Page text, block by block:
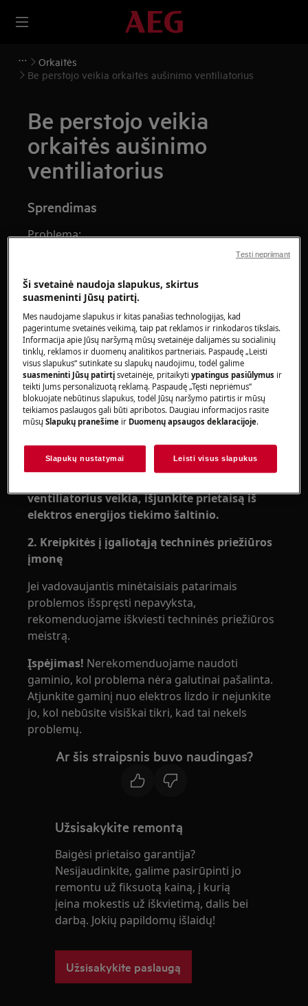
Orkaitės
Be perstojo veikia orkaitės aušinimo ventiliatorius
Be perstojo veikia
orkaitės aušinimo
ventiliatorius
Sprendimas
Problema:
Be perstojo veikia orkaitės aušinimo
ventiliatorius. Kai prietaisas veikia,
aušinimo ventiliatorius įsijungia
automatiškai, kad prietaiso paviršiai išliktų
vėsūs. Išjungus prietaisą, orkaitės
aušinimo ventiliatorius gali toliau veikti tol,
kol prietaisas atvės.
Taikoma:
Įmontuojamoms orkaitėms
Autonominėms viryklėms
Sprendimas:
ventiliatorius veikia, išjunkite prietaisą iš
elektros energijos tiekimo šaltinio.
2. Kreipkitės į įgaliotąją techninės priežiūros
įmonę
Jei vadovaujantis minėtaisiais patarimais
problemos išspręsti nepavyksta,
rekomenduojame iškviesti techninės priežiūros
meistrą.
Įspėjimas! Nerekomenduojame naudoti
gaminio, kol problema nėra galutinai pašalinta.
Atjunkite gaminį nuo elektros lizdo ir nejunkite
jo, kol nebūsite visiškai tikri, kad tai nekels
problemų.
Ar šis straipsnis buvo naudingas?
Užsisakykite remontą
Baigėsi prietaiso garantija?
Nesijaudinkite, galime pasirūpinti jo
remontu už fiksuotą kainą, į kurią
įeina mokestis už iškvietimą, dalis bei
darbą. Jokių papildomų išlaidų!
Užsisakykite paslaugą
Ši svetainė naudoja slapukus, skirtus
suasmeninti Jūsų patirtį.
Mes naudojame slapukus ir kitas panašias technologijas, kad
pagerintume svetainės veikimą, taip pat reklamos ir rinkodaros tikslais.
Informacija apie Jūsų naršymą mūsų svetainėje dalijamės su socialinių
tinklų, reklamos ir duomenų analitikos partneriais. Paspaudę „Leisti
visus slapukus“ sutinkate su slapukų naudojimu, todėl galime
suasmeninti Jūsų patirtįsvetainėje, pritaikytiypatingus pasiūlymus ir
teikti Jums personalizuotą reklamą. Paspaudę „Tęsti nepriėmus“
blokuojate nebūtinus slapukus, todėl Jūsų naršymo patirtis ir mūsų
teikiamos paslaugos gali būti apribotos. Daugiau informacijos rasite
mūsųSlapukų pranešime ir Duomenų apsaugos deklaracijoje.
Slapukų nustatymai Leisti visus slapukus
Tęsti nepriimant